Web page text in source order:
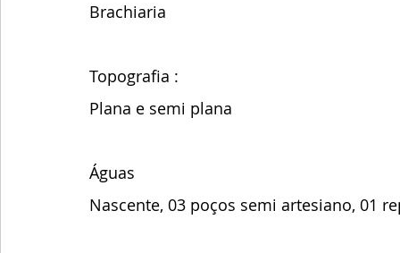
Brachiaria
Topografia :
Plana e semi plana
Águas
Nascente, 03 poços semi artesiano, 01